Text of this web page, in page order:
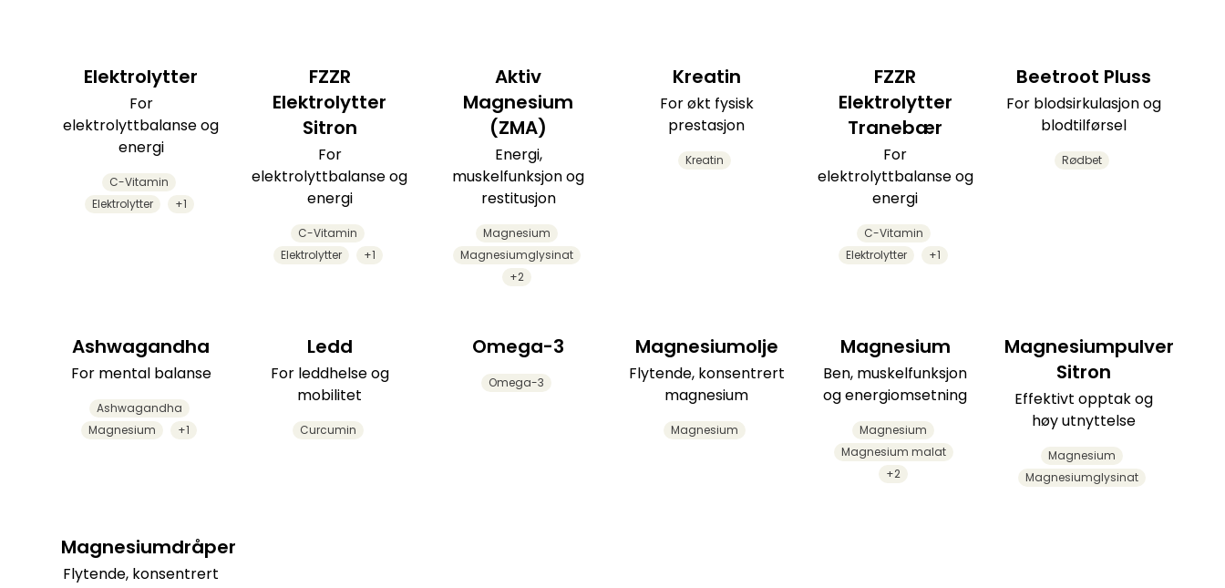
Elektrolytter
For
elektrolyttbalanse og
energi
C-Vitamin
Elektrolytter
+1
FZZR
Elektrolytter
Sitron
For
elektrolyttbalanse og
energi
C-Vitamin
Elektrolytter
+1
Aktiv
Magnesium
(ZMA)
Energi,
muskelfunksjon og
restitusjon
Magnesium
Magnesiumglysinat
+2
Kreatin
For økt fysisk
prestasjon
Kreatin
FZZR
Elektrolytter
Tranebær
For
elektrolyttbalanse og
energi
C-Vitamin
Elektrolytter
+1
Beetroot Pluss
For blodsirkulasjon og
blodtilførsel
Rødbet
Ashwagandha
For mental balanse
Ashwagandha
Magnesium
+1
Ledd
For leddhelse og
mobilitet
Curcumin
Omega-3
Omega-3
Magnesiumolje
Flytende, konsentrert
magnesium
Magnesium
Magnesium
Ben, muskelfunksjon
og energiomsetning
Magnesium
Magnesium malat
+2
Magnesiumpulver
Sitron
Effektivt opptak og
høy utnyttelse
Magnesium
Magnesiumglysinat
Magnesiumdråper
Flytende, konsentrert